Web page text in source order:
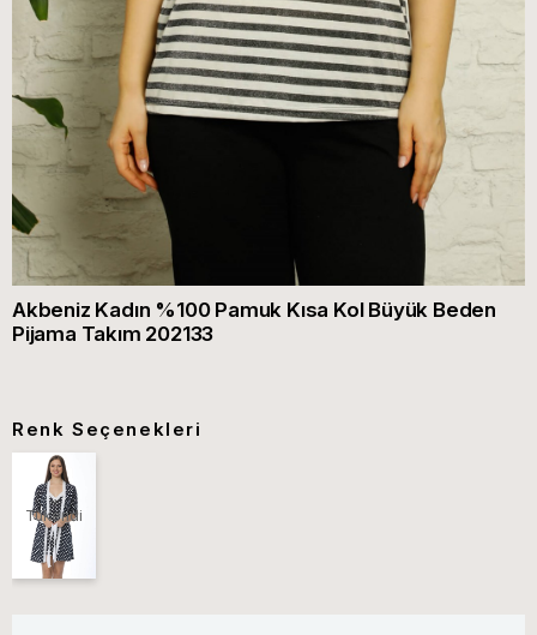
Akbeniz Kadın %100 Pamuk Kısa Kol Büyük Beden
Pijama Takım 202133
Renk Seçenekleri
Tükendi